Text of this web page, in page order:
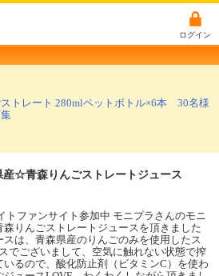
ログイン
トレート 280mlペットボトル×6本 30名様
産☆青森りんごストレートジュース
トファンサイト参加中 モニプラさんのモニ
りんごストレートジュースを頂きました
は、青森県産のりんごのみを使用したス
でございまして、空気に触れない状態で搾
るので、酸化防止剤（ビタミンC）を使わ